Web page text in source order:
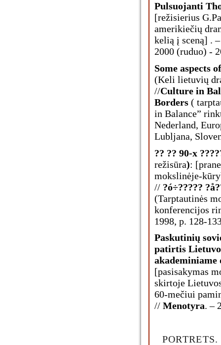
Pulsuojanti
[režisierius
amerikiečių
kelią į sceną] .
2000 (ruduo) -
Some aspects
(Keli lietuvių
//Culture in
Borders (
in Balance”
Nederland,
Lubljana,
?? ?? 90-x
režisūra):
mokslinėje-
// ?ó÷?????
(Tarptautinės
konferencijos
1998, p. 128-
Paskutinių
patirtis
akademiniame
[pasisakymas
skirtoje
60-mečiui
// Menotyra. –